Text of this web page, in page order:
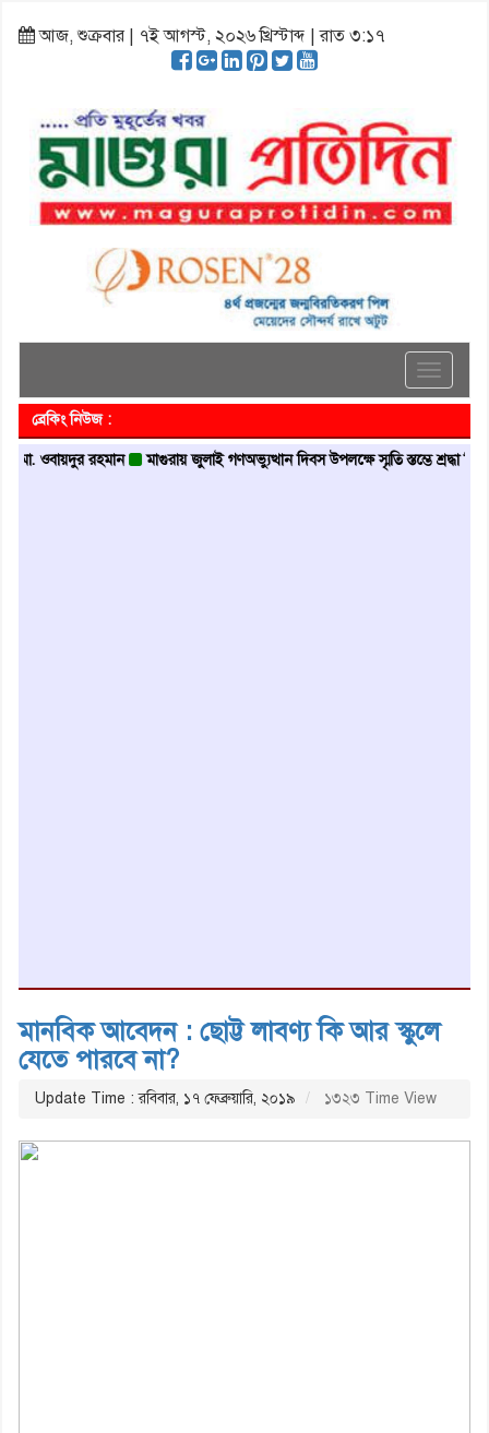
আজ, শুক্রবার | ৭ই আগস্ট, ২০২৬ খ্রিস্টাব্দ | রাত ৩:১৭
Toggle
ব্রেকিং নিউজ :
ওবায়দুর রহমান মাগুরায় জুলাই গণঅভ্যুত্থান দিবস উপলক্ষে স্মৃতি স্তম্ভে শ্রদ্ধা নিবেদন
মানবিক আবেদন : ছোট্ট লাবণ্য কি আর স্কুলে
যেতে পারবে না?
Update Time : রবিবার, ১৭ ফেব্রুয়ারি, ২০১৯ ১৩২৩ Time View